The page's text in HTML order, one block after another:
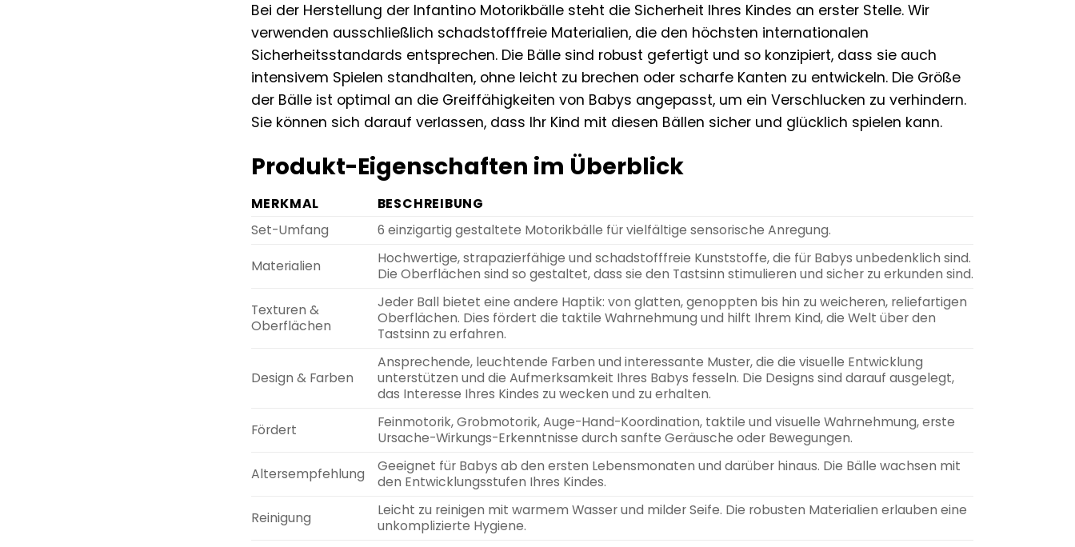
Bei der Herstellung der Infantino Motorikbälle steht die Sicherheit Ihres Kindes an erster Stelle. Wir
verwenden ausschließlich schadstofffreie Materialien, die den höchsten internationalen
Sicherheitsstandards entsprechen. Die Bälle sind robust gefertigt und so konzipiert, dass sie auch
intensivem Spielen standhalten, ohne leicht zu brechen oder scharfe Kanten zu entwickeln. Die Größe
der Bälle ist optimal an die Greiffähigkeiten von Babys angepasst, um ein Verschlucken zu verhindern.
Sie können sich darauf verlassen, dass Ihr Kind mit diesen Bällen sicher und glücklich spielen kann.
Produkt-Eigenschaften im Überblick
MERKMAL
BESCHREIBUNG
Set-Umfang
6 einzigartig gestaltete Motorikbälle für vielfältige sensorische Anregung.
Materialien
Hochwertige, strapazierfähige und schadstofffreie Kunststoffe, die für Babys unbedenklich sind.
Die Oberflächen sind so gestaltet, dass sie den Tastsinn stimulieren und sicher zu erkunden sind.
Texturen &
Oberflächen
Jeder Ball bietet eine andere Haptik: von glatten, genoppten bis hin zu weicheren, reliefartigen
Oberflächen. Dies fördert die taktile Wahrnehmung und hilft Ihrem Kind, die Welt über den
Tastsinn zu erfahren.
Design & Farben
Ansprechende, leuchtende Farben und interessante Muster, die die visuelle Entwicklung
unterstützen und die Aufmerksamkeit Ihres Babys fesseln. Die Designs sind darauf ausgelegt,
das Interesse Ihres Kindes zu wecken und zu erhalten.
Fördert
Feinmotorik, Grobmotorik, Auge-Hand-Koordination, taktile und visuelle Wahrnehmung, erste
Ursache-Wirkungs-Erkenntnisse durch sanfte Geräusche oder Bewegungen.
Altersempfehlung
Geeignet für Babys ab den ersten Lebensmonaten und darüber hinaus. Die Bälle wachsen mit
den Entwicklungsstufen Ihres Kindes.
Reinigung
Leicht zu reinigen mit warmem Wasser und milder Seife. Die robusten Materialien erlauben eine
unkomplizierte Hygiene.